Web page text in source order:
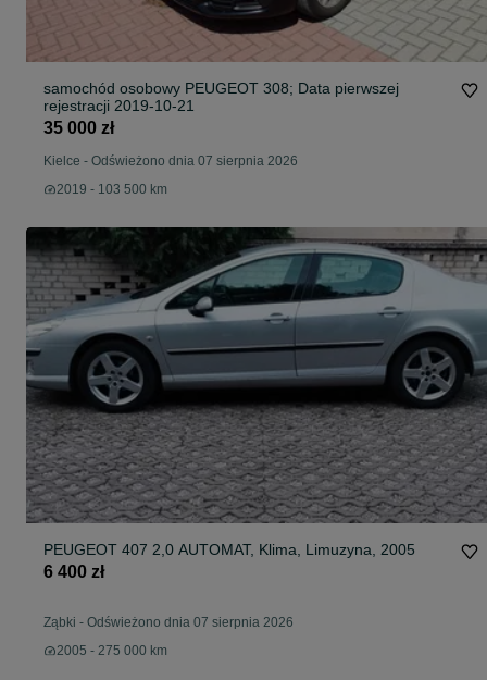
samochód osobowy PEUGEOT 308; Data pierwszej
rejestracji 2019-10-21
35 000 zł
Kielce - Odświeżono dnia 07 sierpnia 2026
2019 - 103 500 km
PEUGEOT 407 2,0 AUTOMAT, Klima, Limuzyna, 2005
6 400 zł
Ząbki - Odświeżono dnia 07 sierpnia 2026
2005 - 275 000 km